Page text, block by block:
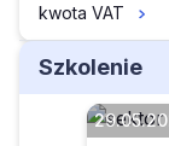
kwota VAT
Szkolenie